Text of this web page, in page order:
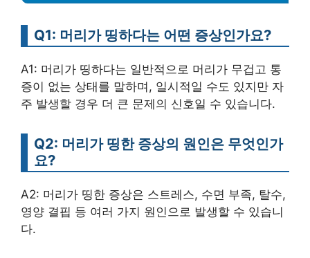
Q1: 머리가 띵하다는 어떤 증상인가요?
A1: 머리가 띵하다는 일반적으로 머리가 무겁고 통
증이 없는 상태를 말하며, 일시적일 수도 있지만 자
주 발생할 경우 더 큰 문제의 신호일 수 있습니다.
Q2: 머리가 띵한 증상의 원인은 무엇인가
요?
A2: 머리가 띵한 증상은 스트레스, 수면 부족, 탈수,
영양 결핍 등 여러 가지 원인으로 발생할 수 있습니
다.